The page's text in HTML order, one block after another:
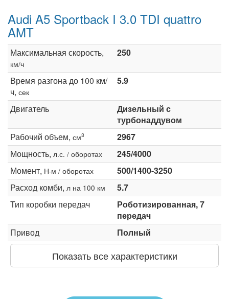
Audi A5 Sportback I 3.0 TDI quattro
AMT
Максимальная скорость,
км/ч
250
Время разгона до 100 км/
ч, сек
5.9
Двигатель
Дизельный с
турбонаддувом
Рабочий объем, см3
2967
Мощность, л.с. / оборотах
245/4000
Момент, Н·м / оборотах
500/1400-3250
Расход комби, л на 100 км
5.7
Тип коробки передач
Роботизированная, 7
передач
Привод
Полный
Показать все характеристики